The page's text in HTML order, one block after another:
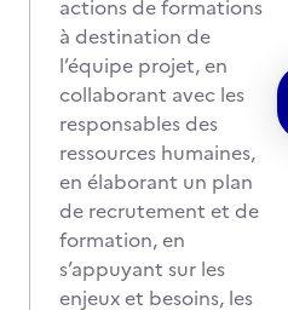
actions de formations
à destination de
l’équipe projet, en
collaborant avec les
responsables des
ressources humaines,
en élaborant un plan
de recrutement et de
formation, en
s’appuyant sur les
enjeux et besoins, les